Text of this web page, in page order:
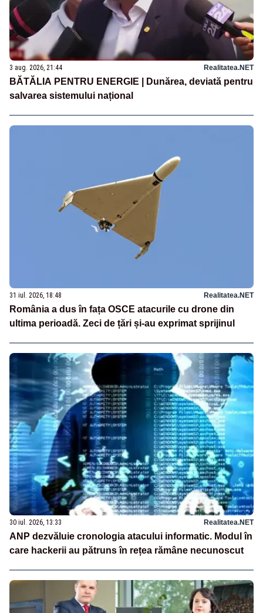
3 aug. 2026, 21:44 Realitatea.NET
BĂTĂLIA PENTRU ENERGIE | Dunărea, deviată pentru
salvarea sistemului național
31 iul. 2026, 18:48 Realitatea.NET
România a dus în fața OSCE atacurile cu drone din
ultima perioadă. Zeci de țări și-au exprimat sprijinul
30 iul. 2026, 13:33 Realitatea.NET
ANP dezvăluie cronologia atacului informatic. Modul în
care hackerii au pătruns în rețea rămâne necunoscut